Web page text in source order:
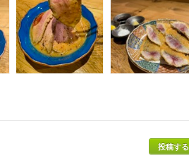
投稿する